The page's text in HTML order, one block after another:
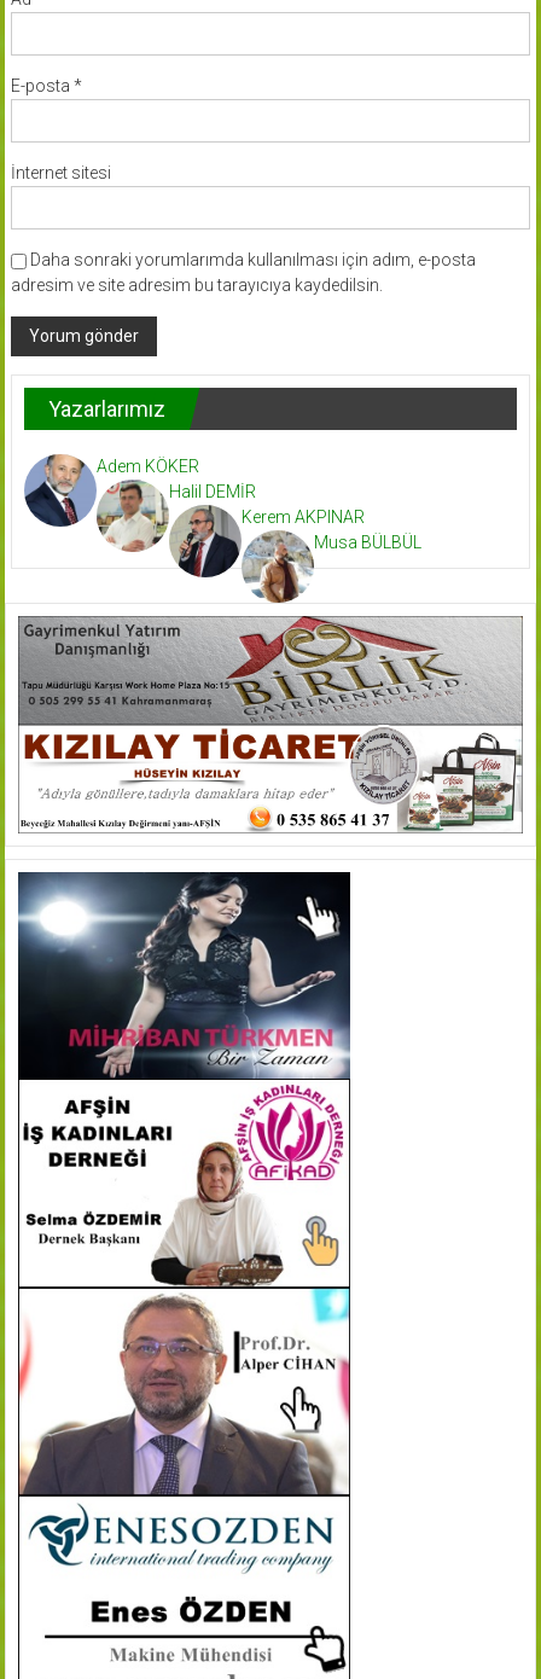
E-posta *
İnternet sitesi
Daha sonraki yorumlarımda kullanılması için adım, e-posta
adresim ve site adresim bu tarayıcıya kaydedilsin.
Yazarlarımız
Adem KÖKER
Halil DEMİR
Kerem AKPINAR
Musa BÜLBÜL